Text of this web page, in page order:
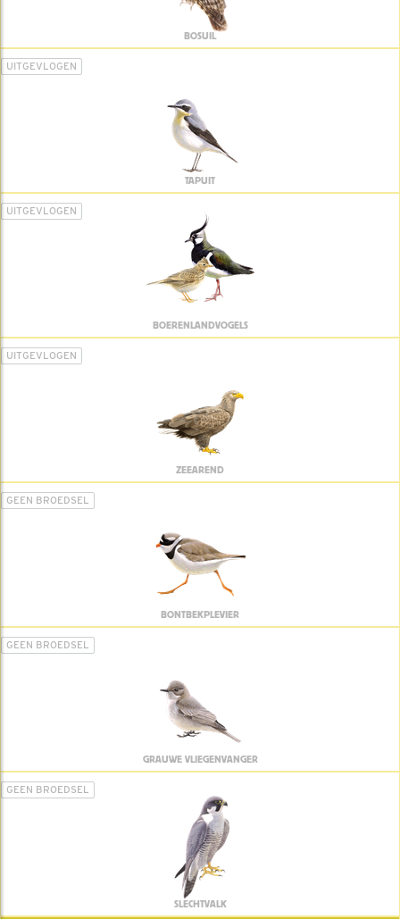
BOSUIL
UITGEVLOGEN
TAPUIT
UITGEVLOGEN
BOERENLANDVOGELS
UITGEVLOGEN
ZEEAREND
GEEN BROEDSEL
BONTBEKPLEVIER
GEEN BROEDSEL
GRAUWE VLIEGENVANGER
GEEN BROEDSEL
SLECHTVALK